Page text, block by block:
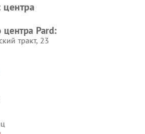
центра
центра Pard:
тракт, 23